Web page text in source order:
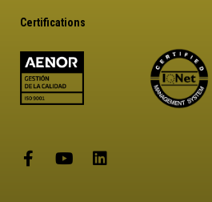
Certifications